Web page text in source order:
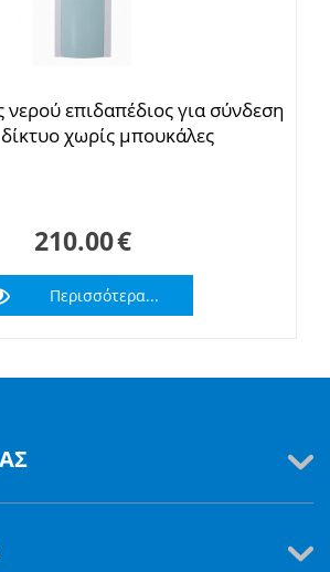
επιδαπέδιος για σύνδεση
χωρίς μπουκάλες
210.00€
Περισσότερα...